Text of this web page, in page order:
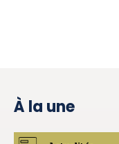
À la une